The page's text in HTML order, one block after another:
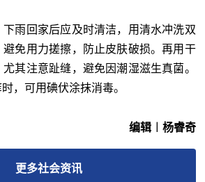
雨回家后应及时清洁，用清水冲洗双
免用力搓擦，防止皮肤破损。再用干
其注意趾缝，避免因潮湿滋生真菌。
，可用碘伏涂抹消毒。
编辑︱杨睿奇
更多社会资讯